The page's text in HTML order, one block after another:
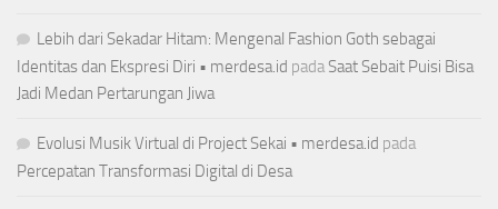
Lebih dari Sekadar Hitam: Mengenal Fashion Goth sebagai
Identitas dan Ekspresi Diri • merdesa.id pada Saat Sebait Puisi Bisa
Jadi Medan Pertarungan Jiwa
Evolusi Musik Virtual di Project Sekai • merdesa.id pada
Percepatan Transformasi Digital di Desa